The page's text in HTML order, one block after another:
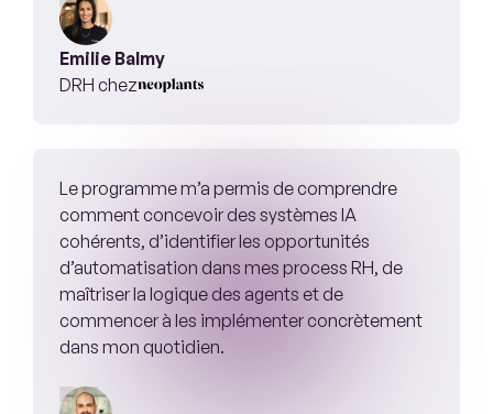
Emilie Balmy
DRH chez
Le programme m’a permis de comprendre
comment concevoir des systèmes IA
cohérents, d’identifier les opportunités
d’automatisation dans mes process RH, de
maîtriser la logique des agents et de
commencer à les implémenter concrètement
dans mon quotidien.